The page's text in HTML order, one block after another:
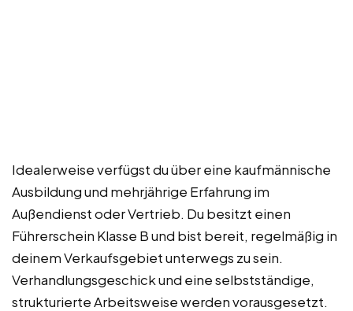
Idealerweise verfügst du über eine kaufmännische
Ausbildung und mehrjährige Erfahrung im
Außendienst oder Vertrieb. Du besitzt einen
Führerschein Klasse B und bist bereit, regelmäßig in
deinem Verkaufsgebiet unterwegs zu sein.
Verhandlungsgeschick und eine selbstständige,
strukturierte Arbeitsweise werden vorausgesetzt.